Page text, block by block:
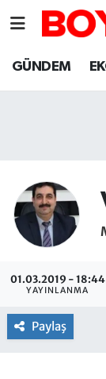
GÜNDEM
01.03.2019 - 18:44
YAYINLANMA
Paylaş
Sinop
Sinop
Süper
Haber